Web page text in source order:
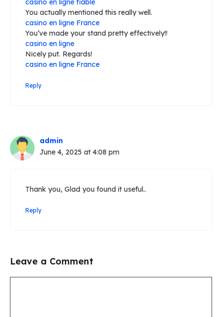
casino en ligne fiable
You actually mentioned this really well.
casino en ligne France
You’ve made your stand pretty effectively!!
casino en ligne
Nicely put. Regards!
casino en ligne France
Reply
admin
June 4, 2025 at 4:08 pm
Thank you, Glad you found it useful..
Reply
Leave a Comment